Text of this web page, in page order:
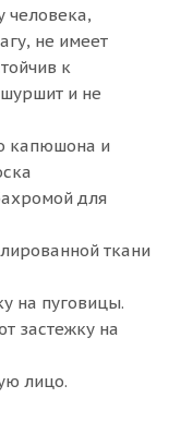
человека,
не имеет
к
и не
капюшона и
для
ткани
на пуговицы.
застежку на
лицо.